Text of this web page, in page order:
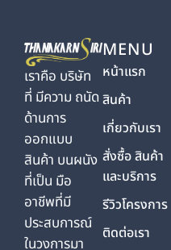
เราคือ บริษัท
ที่ มีความ ถนัด
ด้านการ
ออกแบบ
สินค้า บนผนัง
ที่เป็น มือ
อาชีพที่มี
ประสบการณ์
ในวงการมา
MENU
หน้าแรก
สินค้า
เกี่ยวกับเรา
สั่งซื้อ สินค้า
และบริการ
รีวิวโครงการ
ติดต่อเรา